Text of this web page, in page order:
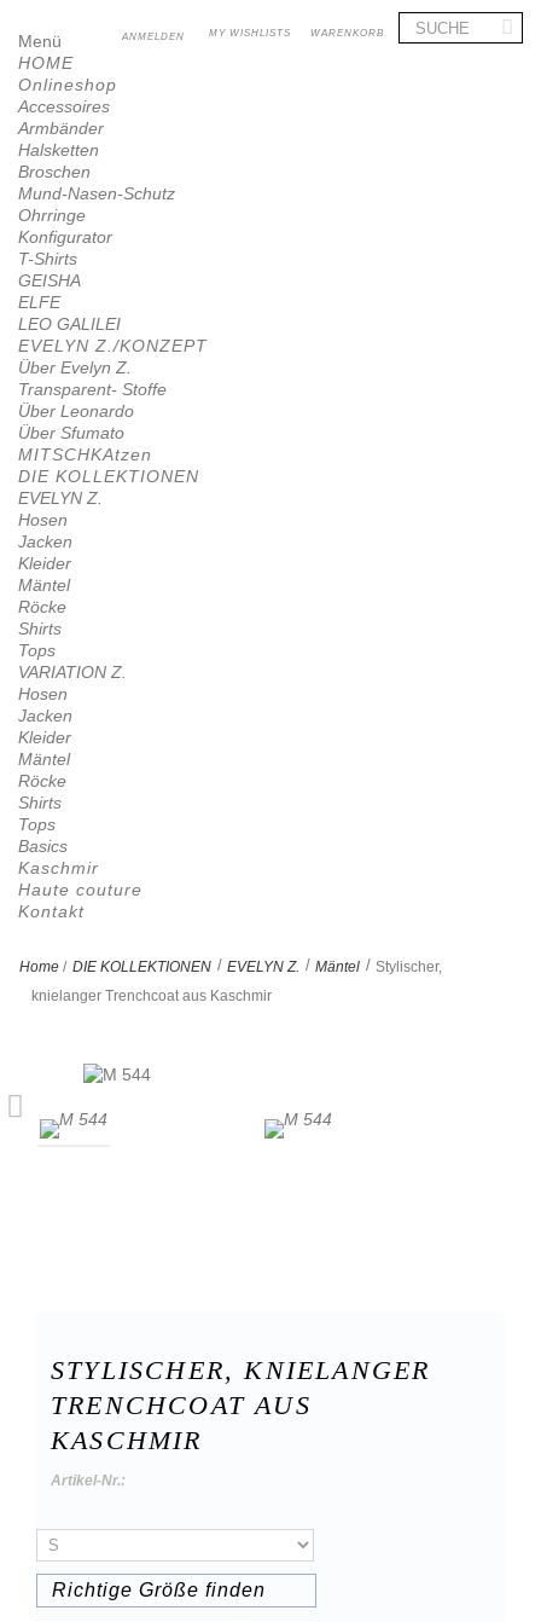
WARENKORB
MY WISHLISTS
ANMELDEN
Menü
HOME
Onlineshop
Accessoires
Armbänder
Halsketten
Broschen
Mund-Nasen-Schutz
Ohrringe
Konfigurator
T-Shirts
GEISHA
ELFE
LEO GALILEI
EVELYN Z./KONZEPT
Über Evelyn Z.
Transparent- Stoffe
Über Leonardo
Über Sfumato
MITSCHKAtzen
DIE KOLLEKTIONEN
EVELYN Z.
Hosen
Jacken
Kleider
Mäntel
Röcke
Shirts
Tops
VARIATION Z.
Hosen
Jacken
Kleider
Mäntel
Röcke
Shirts
Tops
Basics
Kaschmir
Haute couture
Kontakt
Home / DIE KOLLEKTIONEN > EVELYN Z. > Mäntel > Stylischer,
knielanger Trenchcoat aus Kaschmir
STYLISCHER, KNIELANGER
TRENCHCOAT AUS
KASCHMIR
Artikel-Nr.:
Richtige Größe finden